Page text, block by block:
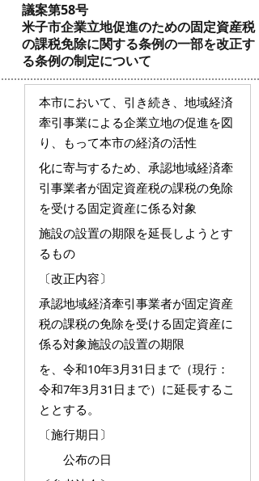
議案第58号
米子市企業立地促進のための固定資産税
の課税免除に関する条例の一部を改正す
る条例の制定について
本市において、引き続き、地域経済
牽引事業による企業立地の促進を図
り、もって本市の経済の活性
化に寄与するため、承認地域経済牽
引事業者が固定資産税の課税の免除
を受ける固定資産に係る対象
施設の設置の期限を延長しようとす
るもの
〔改正内容〕
承認地域経済牽引事業者が固定資産
税の課税の免除を受ける固定資産に
係る対象施設の設置の期限
を、令和10年3月31日まで（現行：
令和7年3月31日まで）に延長するこ
ととする。
〔施行期日〕
公布の日